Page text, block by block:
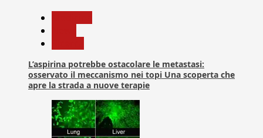
L’aspirina potrebbe ostacolare le metastasi:
osservato il meccanismo nei topi Una scoperta che
apre la strada a nuove terapie